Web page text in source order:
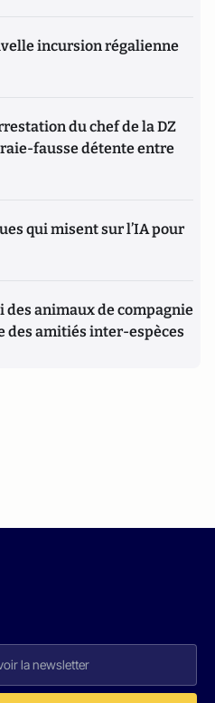
incursion régalienne
du chef de la DZ
fausse détente entre
qui misent sur l’IA pour
des animaux de compagnie
des amitiés inter-espèces